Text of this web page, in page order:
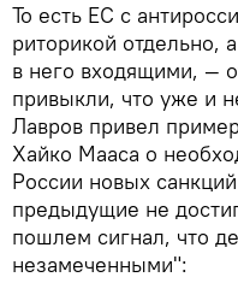
То есть ЕС с
риторикой отдельно,
в него входящими, —
привыкли, что уже и
Лавров привел
Хайко Мааса о
России новых
предыдущие не
пошлем сигнал, что
незамеченными":